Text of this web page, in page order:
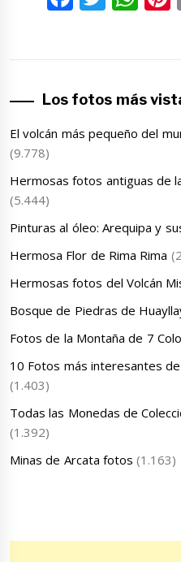
Los fotos más
El volcán más pequeño del
(9.778)
Hermosas fotos antiguas de
(5.444)
Pinturas al óleo: Arequipa y
Hermosa Flor de Rima Rima
Hermosas fotos del Volcán
Bosque de Piedras de
Fotos de la Montaña de 7
10 Fotos más interesantes
(1.403)
Todas las Monedas de
(1.392)
Minas de Arcata fotos (1.163)